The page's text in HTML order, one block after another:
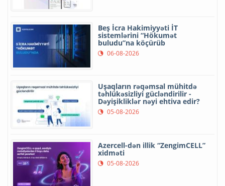
Beş İcra Hakimiyyəti İT
sistemlərini “Hökumət
buludu”na köçürüb
06-08-2026
Uşaqların rəqəmsal mühitdə
təhlükəsizliyi gücləndirilir -
Dəyişikliklər nəyi ehtiva edir?
05-08-2026
Azercell-dən illik “ZengimCELL”
xidməti
05-08-2026